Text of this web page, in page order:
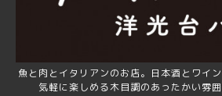
魚と肉とイタリアンのお店。日本酒とワイ
気軽に楽しめる木目調のあったかい雰